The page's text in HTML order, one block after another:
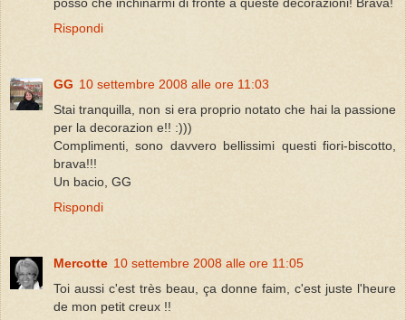
Rispondi
GG 10 settembre 2008 alle ore 11:03
Stai tranquilla, non si era proprio notato che hai la passione
per la decorazion e!! :)))
Complimenti, sono davvero bellissimi questi fiori-biscotto,
brava!!!
Un bacio, GG
Rispondi
Mercotte 10 settembre 2008 alle ore 11:05
Toi aussi c'est très beau, ça donne faim, c'est juste l'heure
de mon petit creux !!